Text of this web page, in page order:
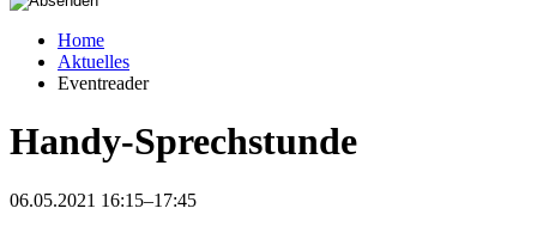
Home
Aktuelles
Eventreader
Handy-Sprechstunde
06.05.2021 16:15–17:45